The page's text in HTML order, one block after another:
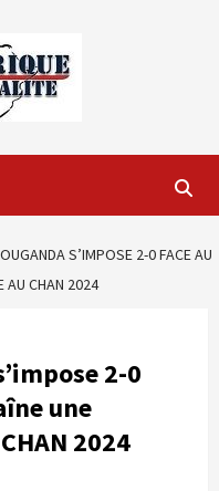
S’IMPOSE 2-0 FACE AU
AU CHAN 2024
2-0
une
2024